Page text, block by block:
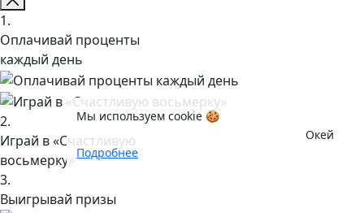
Мы используем cookie 🍪
Подробнее
Окей
1.
Оплачивай проценты
каждый день
2.
Играй в «Счастливую
восьмерку»
3.
Выигрывай призы